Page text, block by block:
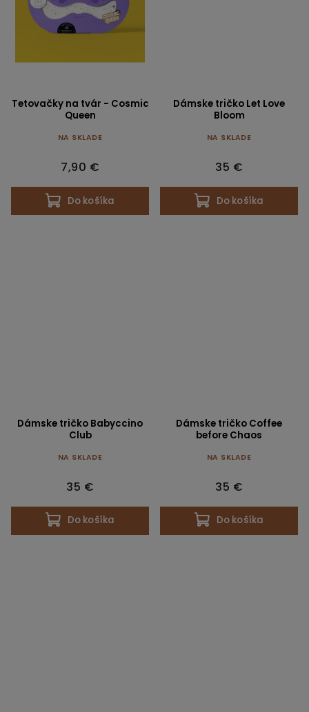
Tetovačky na tvár - Cosmic
Queen
NA SKLADE
7,90 €
Do košíka
Dámske tričko Let Love
Bloom
NA SKLADE
35 €
Do košíka
Dámske tričko Babyccino
Club
NA SKLADE
35 €
Do košíka
Dámske tričko Coffee
before Chaos
NA SKLADE
35 €
Do košíka